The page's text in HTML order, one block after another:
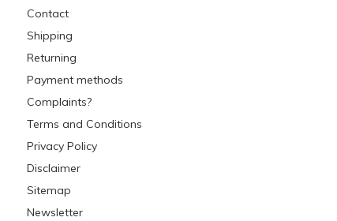
Contact
Shipping
Returning
Payment methods
Complaints?
Terms and Conditions
Privacy Policy
Disclaimer
Sitemap
Newsletter